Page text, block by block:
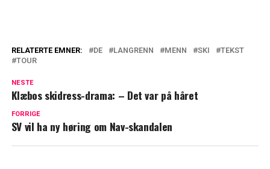
RELATERTE EMNER: DE LANGRENN MENN SKI
TEKST
TOUR
NESTE
Klæbos skidress-drama: – Det var på håret
FORRIGE
SV vil ha ny høring om Nav-skandalen